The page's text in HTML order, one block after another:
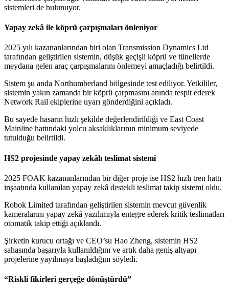
sistemleri de bulunuyor.
Yapay zekâ ile köprü çarpışmaları önleniyor
2025 yılı kazananlarından biri olan Transmission Dynamics Ltd
tarafından geliştirilen sistemin, düşük geçişli köprü ve tünellerde
meydana gelen araç çarpışmalarını önlemeyi amaçladığı belirtildi.
Sistem şu anda Northumberland bölgesinde test ediliyor. Yetkililer,
sistemin yakın zamanda bir köprü çarpmasını anında tespit ederek
Network Rail ekiplerine uyarı gönderdiğini açıkladı.
Bu sayede hasarın hızlı şekilde değerlendirildiği ve East Coast
Mainline hattındaki yolcu aksaklıklarının minimum seviyede
tutulduğu belirtildi.
HS2 projesinde yapay zekâlı teslimat sistemi
2025 FOAK kazananlarından bir diğer proje ise HS2 hızlı tren hattı
inşaatında kullanılan yapay zekâ destekli teslimat takip sistemi oldu.
Robok Limited tarafından geliştirilen sistemin mevcut güvenlik
kameralarını yapay zekâ yazılımıyla entegre ederek kritik teslimatları
otomatik takip ettiği açıklandı.
Şirketin kurucu ortağı ve CEO’su Hao Zheng, sistemin HS2
sahasında başarıyla kullanıldığını ve artık daha geniş altyapı
projelerine yayılmaya başladığını söyledi.
“Riskli fikirleri gerçeğe dönüştürdü”